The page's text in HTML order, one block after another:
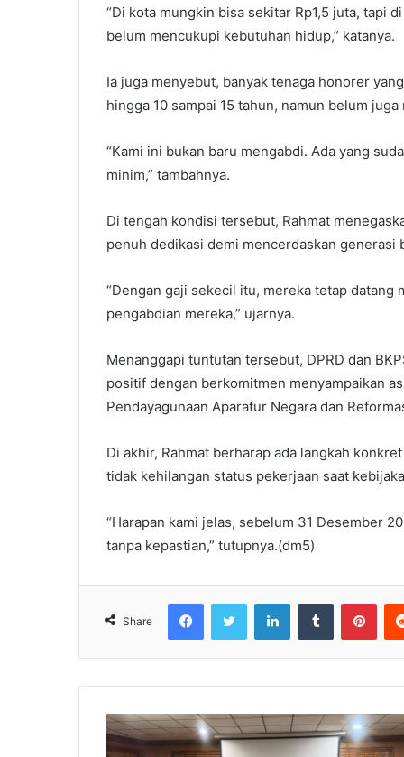
“Di kota mungkin bisa sekitar Rp1,5 juta, tapi
belum mencukupi kebutuhan hidup,” katanya.
Ia juga menyebut, banyak tenaga honorer
hingga 10 sampai 15 tahun, namun belum
“Kami ini bukan baru mengabdi. Ada yang
minim,” tambahnya.
Di tengah kondisi tersebut, Rahmat
penuh dedikasi demi mencerdaskan generasi
“Dengan gaji sekecil itu, mereka tetap datang
pengabdian mereka,” ujarnya.
Menanggapi tuntutan tersebut, DPRD dan
positif dengan berkomitmen menyampaikan
Pendayagunaan Aparatur Negara dan
Di akhir, Rahmat berharap ada langkah
tidak kehilangan status pekerjaan saat
“Harapan kami jelas, sebelum 31 Desember
tanpa kepastian,” tutupnya.(dm5)
Share